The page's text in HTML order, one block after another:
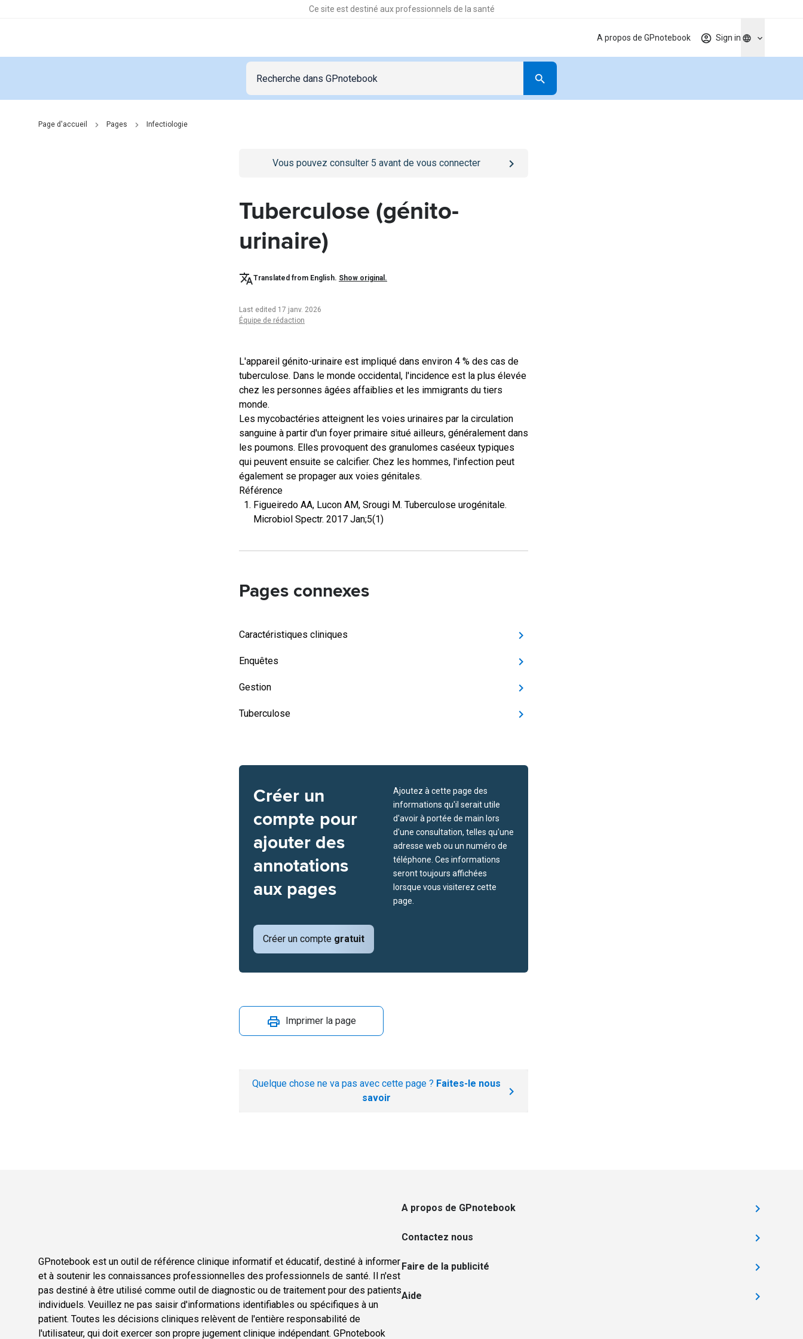
Ce site est destiné aux professionnels de la santé
A propos de GPnotebook Sign in
Page d'accueil Pages Infectiologie
/se-connecterpage
Vous pouvez consulter 5 avant de vous connecter
Tuberculose (génito-
urinaire)
Translated from English. Show original.
Last edited 17 janv. 2026
Équipe de rédaction
L'appareil génito-urinaire est impliqué dans environ 4 % des cas de
tuberculose. Dans le monde occidental, l'incidence est la plus élevée
chez les personnes âgées affaiblies et les immigrants du tiers
monde.
Les mycobactéries atteignent les voies urinaires par la circulation
sanguine à partir d'un foyer primaire situé ailleurs, généralement dans
les poumons. Elles provoquent des granulomes caséeux typiques
qui peuvent ensuite se calcifier. Chez les hommes, l'infection peut
également se propager aux voies génitales.
Référence
Figueiredo AA, Lucon AM, Srougi M. Tuberculose urogénitale.
Microbiol Spectr. 2017 Jan;5(1)
Pages connexes
Caractéristiques cliniques
Enquêtes
Gestion
Tuberculose
Créer un
compte pour
ajouter des
annotations
aux pages
Créer un compte gratuit
Ajoutez à cette page des
informations qu'il serait utile
d'avoir à portée de main lors
d'une consultation, telles qu'une
adresse web ou un numéro de
téléphone. Ces informations
seront toujours affichées
lorsque vous visiterez cette
page.
Imprimer la page
Quelque chose ne va pas avec cette page ? Faites-le nous
savoir
GPnotebook est un outil de référence clinique informatif et éducatif, destiné à informer
et à soutenir les connaissances professionnelles des professionnels de santé. Il n'est
pas destiné à être utilisé comme outil de diagnostic ou de traitement pour des patients
individuels. Veuillez ne pas saisir d'informations identifiables ou spécifiques à un
patient. Toutes les décisions cliniques relèvent de l'entière responsabilité de
l'utilisateur, qui doit exercer son propre jugement clinique indépendant. GPnotebook
A propos de GPnotebook
Contactez nous
Faire de la publicité
Aide